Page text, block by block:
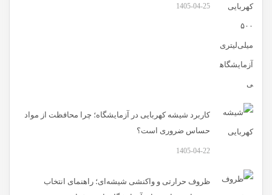
1405-04-25
کاربرد شیشه کهربایی در آزمایشگاه؛ چرا محافظت از مواد
حساس ضروری است؟
1405-04-22
ظروف حرارتی و واکنشی شیشه‌ای؛ راهنمای انتخاب